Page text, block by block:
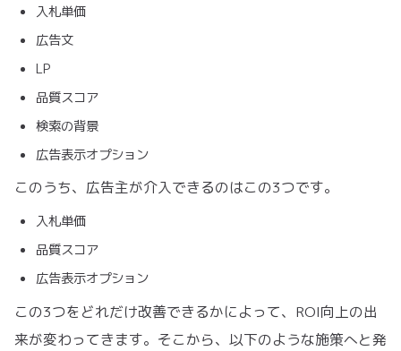
入札単価
広告文
LP
品質スコア
検索の背景
広告表示オプション
このうち、広告主が介入できるのはこの3つです。
入札単価
品質スコア
広告表示オプション
この3つをどれだけ改善できるかによって、ROI向上の出
来が変わってきます。そこから、以下のような施策へと発